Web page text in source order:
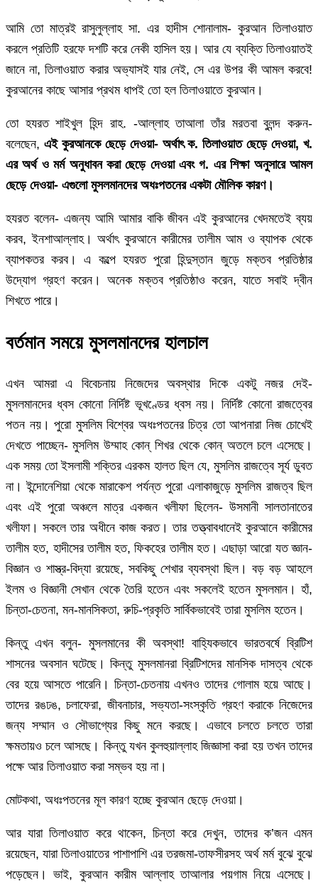
আমি তো মাত্রই রাসুলুল্লাহ সা. এর হাদীস শোনালাম- কুরআন তিলাওয়াত
করলে প্রতিটি হরফে দশটি করে নেকী হাসিল হয়। আর যে ব্যক্তি তিলাওয়াতই
জানে না, তিলাওয়াত করার অভ্যাসই যার নেই, সে এর উপর কী আমল করবে!
কুরআনের কাছে আসার প্রথম ধাপই তো হল তিলাওয়াতে কুরআন।
তো হযরত শাইখুল হিন্দ রাহ. -আল্লাহ তাআলা তাঁর মরতবা বুলন্দ করুন-
বলেছেন, এই কুরআনকে ছেড়ে দেওয়া- অর্থাৎ ক. তিলাওয়াত ছেড়ে দেওয়া, খ.
এর অর্থ ও মর্ম অনুধাবন করা ছেড়ে দেওয়া এবং গ. এর শিক্ষা অনুসারে আমল
ছেড়ে দেওয়া- এগুলো মুসলমানদের অধঃপতনের একটা মৌলিক কারণ।
হযরত বলেন- এজন্য আমি আমার বাকি জীবন এই কুরআনের খেদমতেই ব্যয়
করব, ইনশাআল্লাহ। অর্থাৎ কুরআনে কারীমের তালীম আম ও ব্যাপক থেকে
ব্যাপকতর করব। এ কল্পে হযরত পুরো হিন্দুস্তান জুড়ে মক্তব প্রতিষ্ঠার
উদ্যোগ গ্রহণ করেন। অনেক মক্তব প্রতিষ্ঠাও করেন, যাতে সবাই দ্বীন
শিখতে পারে।
বর্তমান সময়ে মুসলমানদের হালচাল
এখন আমরা এ বিবেচনায় নিজেদের অবস্থার দিকে একটু নজর দেই-
মুসলমানদের ধ্বস কোনো নির্দিষ্ট ভূখণ্ডের ধ্বস নয়। নির্দিষ্ট কোনো রাজত্বের
পতন নয়। পুরো মুসলিম বিশ্বের অধঃপতনের চিত্র তো আপনারা নিজ চোখেই
দেখতে পাচ্ছেন- মুসলিম উম্মাহ কোন্ শিখর থেকে কোন্ অতলে চলে এসেছে।
এক সময় তো ইসলামী শক্তির এরকম হালত ছিল যে, মুসলিম রাজত্বে সূর্য ডুবত
না। ইন্দোনেশিয়া থেকে মারাকেশ পর্যন্ত পুরো এলাকাজুড়ে মুসলিম রাজত্ব ছিল
এবং এই পুরো অঞ্চলে মাত্র একজন খলীফা ছিলেন- উসমানী সালতানাতের
খলীফা। সকলে তার অধীনে কাজ করত। তার তত্ত্বাবধানেই কুরআনে কারীমের
তালীম হত, হাদীসের তালীম হত, ফিকহের তালীম হত। এছাড়া আরো যত জ্ঞান-
বিজ্ঞান ও শাস্ত্র-বিদ্যা রয়েছে, সবকিছু শেখার ব্যবস্থা ছিল। বড় বড় আহলে
ইলম ও বিজ্ঞানী সেখান থেকে তৈরি হতেন এবং সকলেই হতেন মুসলমান। হাঁ,
চিন্তা-চেতনা, মন-মানসিকতা, রুচি-প্রকৃতি সার্বিকভাবেই তারা মুসলিম হতেন।
কিন্তু এখন বলুন- মুসলমানের কী অবস্থা! বাহ্যিকভাবে ভারতবর্ষে ব্রিটিশ
শাসনের অবসান ঘটেছে। কিন্তু মুসলমানরা ব্রিটিশদের মানসিক দাসত্ব থেকে
বের হয়ে আসতে পারেনি। চিন্তা-চেতনায় এখনও তাদের গোলাম হয়ে আছে।
তাদের রঙঢঙ, চলাফেরা, জীবনাচার, সভ্যতা-সংস্কৃতি গ্রহণ করাকে নিজেদের
জন্য সম্মান ও সৌভাগ্যের কিছু মনে করছে। এভাবে চলতে চলতে তারা
ক্ষমতায়ও চলে আসছে। কিন্তু যখন কুলহুয়াল্লাহ জিজ্ঞাসা করা হয় তখন তাদের
পক্ষে আর তিলাওয়াত করা সম্ভব হয় না।
মোটকথা, অধঃপতনের মূল কারণ হচ্ছে কুরআন ছেড়ে দেওয়া।
আর যারা তিলাওয়াত করে থাকেন, চিন্তা করে দেখুন, তাদের ক’জন এমন
রয়েছেন, যারা তিলাওয়াতের পাশাপাশি এর তরজমা-তাফসীরসহ অর্থ মর্ম বুঝে বুঝে
পড়েছেন। ভাই, কুরআন কারীম আল্লাহ তাআলার পয়গাম নিয়ে এসেছে।